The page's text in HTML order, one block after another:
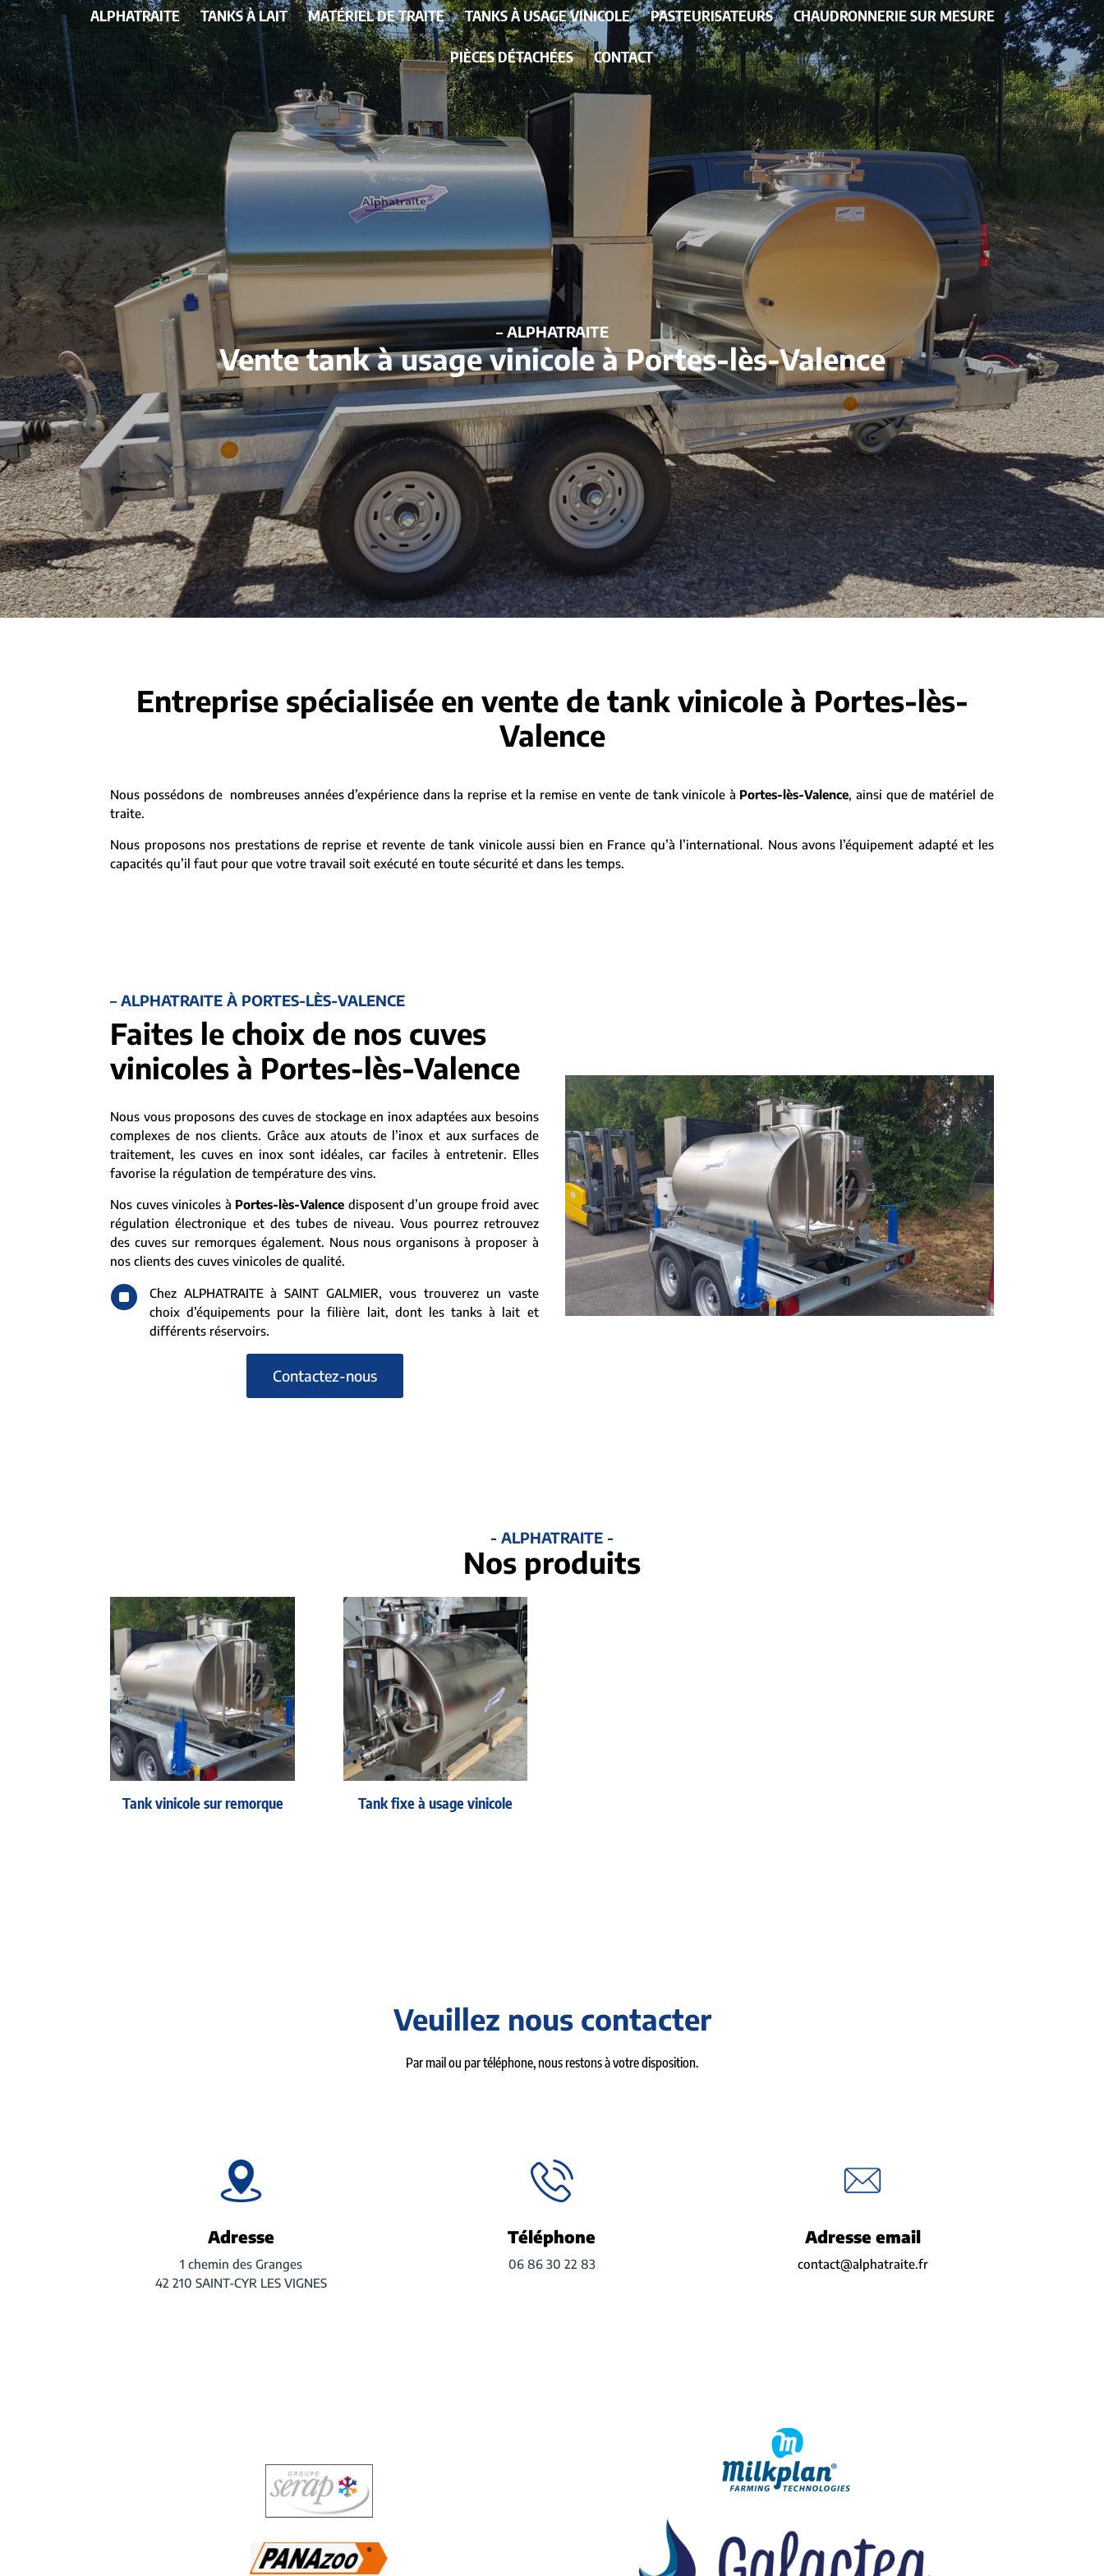
ALPHATRAITE TANKS À LAIT MATÉRIEL DE TRAITE TANKS À USAGE VINICOLE PASTEURISATEURS CHAUDRONNERIE SUR MESURE
PIÈCES DÉTACHÉES CONTACT
– ALPHATRAITE
Vente tank à usage vinicole à Portes-lès-Valence
Entreprise spécialisée en vente de tank vinicole à Portes-lès-
Valence
Nous possédons de nombreuses années d’expérience dans la reprise et la remise en vente de tank vinicole à Portes-lès-Valence, ainsi que de matériel de
traite.
Nous proposons nos prestations de reprise et revente de tank vinicole aussi bien en France qu’à l’international. Nous avons l’équipement adapté et les
capacités qu’il faut pour que votre travail soit exécuté en toute sécurité et dans les temps.
– ALPHATRAITE À PORTES-LÈS-VALENCE
Faites le choix de nos cuves
vinicoles à Portes-lès-Valence
Nous vous proposons des cuves de stockage en inox adaptées aux besoins
complexes de nos clients. Grâce aux atouts de l’inox et aux surfaces de
traitement, les cuves en inox sont idéales, car faciles à entretenir. Elles
favorise la régulation de température des vins.
Nos cuves vinicoles à Portes-lès-Valence disposent d’un groupe froid avec
régulation électronique et des tubes de niveau. Vous pourrez retrouvez
des cuves sur remorques également. Nous nous organisons à proposer à
nos clients des cuves vinicoles de qualité.
^
Chez ALPHATRAITE à SAINT GALMIER, vous trouverez un vaste
choix d’équipements pour la filière lait, dont les tanks à lait et
différents réservoirs.
Contactez-nous
- ALPHATRAITE -
Nos produits
Tank vinicole sur remorque Tank fixe à usage vinicole
Veuillez nous contacter
Par mail ou par téléphone, nous restons à votre disposition.
Adresse
1 chemin des Granges
42 210 SAINT-CYR LES VIGNES
Téléphone
06 86 30 22 83
Adresse email
contact@alphatraite.fr